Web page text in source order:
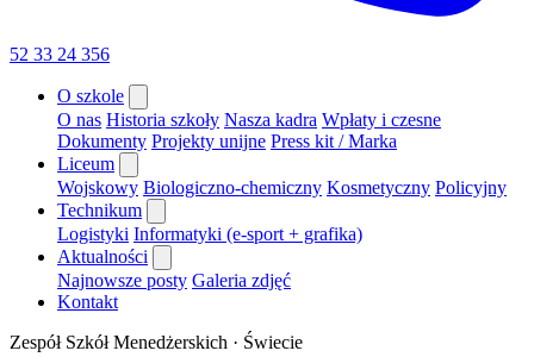
52 33 24 356
O szkole
O nas Historia szkoły Nasza kadra Wpłaty i czesne
Dokumenty Projekty unijne Press kit / Marka
Liceum
Wojskowy Biologiczno-chemiczny Kosmetyczny Policyjny
Technikum
Logistyki Informatyki (e-sport + grafika)
Aktualności
Najnowsze posty Galeria zdjęć
Kontakt
Zespół Szkół Menedżerskich · Świecie